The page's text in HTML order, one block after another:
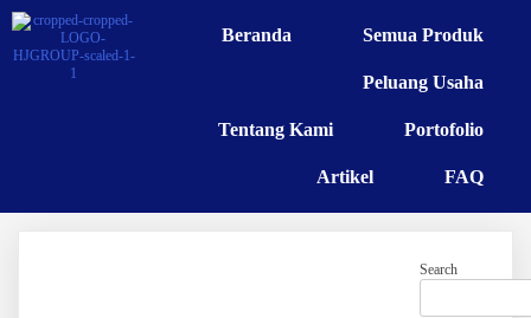
Beranda Semua Produk
Peluang Usaha
Tentang Kami Portofolio
Artikel FAQ
Search